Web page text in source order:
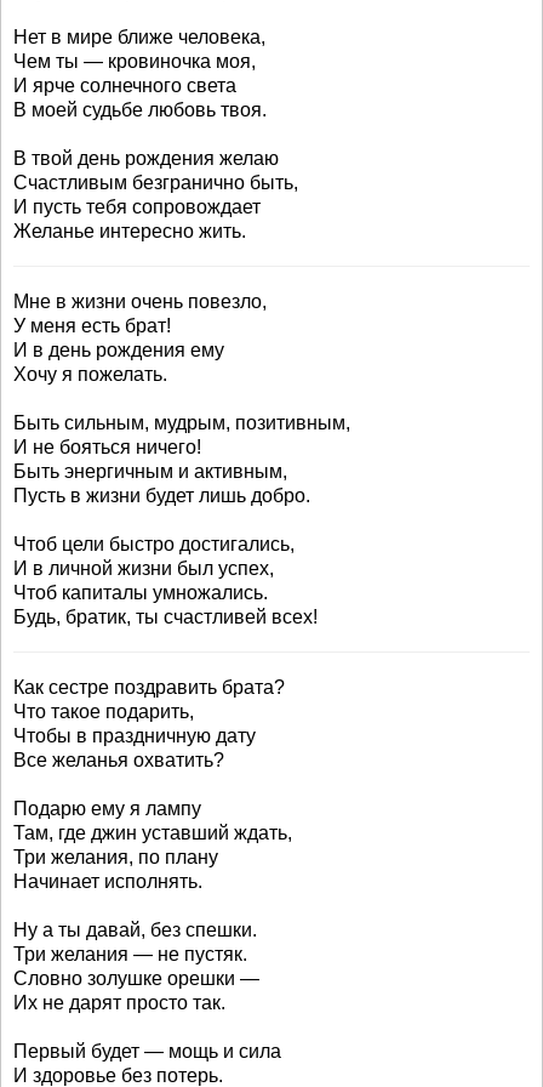
Нет в мире ближе человека,
Чем ты — кровиночка моя,
И ярче солнечного света
В моей судьбе любовь твоя.
В твой день рождения желаю
Счастливым безгранично быть,
И пусть тебя сопровождает
Желанье интересно жить.
Мне в жизни очень повезло,
У меня есть брат!
И в день рождения ему
Хочу я пожелать.
Быть сильным, мудрым, позитивным,
И не бояться ничего!
Быть энергичным и активным,
Пусть в жизни будет лишь добро.
Чтоб цели быстро достигались,
И в личной жизни был успех,
Чтоб капиталы умножались.
Будь, братик, ты счастливей всех!
Как сестре поздравить брата?
Что такое подарить,
Чтобы в праздничную дату
Все желанья охватить?
Подарю ему я лампу
Там, где джин уставший ждать,
Три желания, по плану
Начинает исполнять.
Ну а ты давай, без спешки.
Три желания — не пустяк.
Словно золушке орешки —
Их не дарят просто так.
Первый будет — мощь и сила
И здоровье без потерь.